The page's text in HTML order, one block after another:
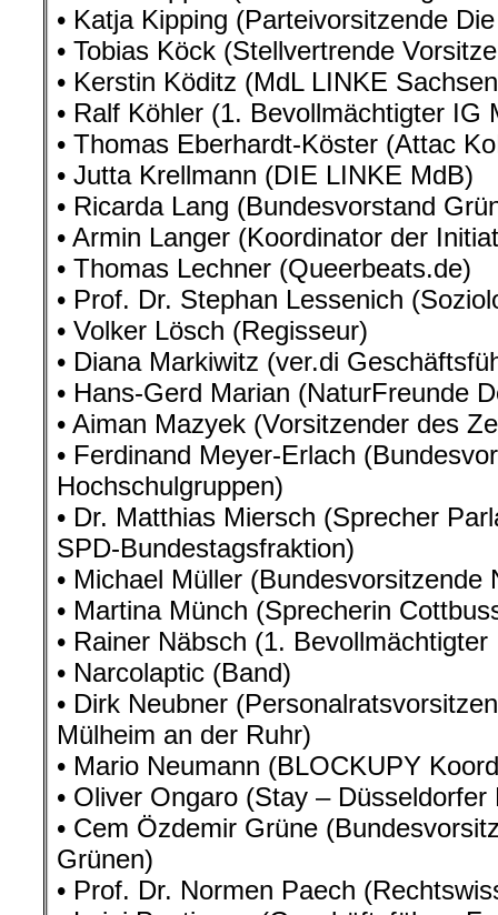
• Katja Kipping (Parteivorsitzende
• Tobias Köck (Stellvertrende
• Kerstin Köditz (MdL LINKE
• Ralf Köhler (1. Bevollmächtigter IG
• Thomas Eberhardt-Köster (Attac
• Jutta Krellmann (DIE LINKE MdB)
• Ricarda Lang (Bundesvorstand
• Armin Langer (Koordinator der
• Thomas Lechner (Queerbeats.de)
• Prof. Dr. Stephan Lessenich
• Volker Lösch (Regisseur)
• Diana Markiwitz (ver.di
• Hans-Gerd Marian (NaturFreunde
• Aiman Mazyek (Vorsitzender des
• Ferdinand Meyer-Erlach
Hochschulgruppen)
• Dr. Matthias Miersch (Sprecher
SPD-Bundestagsfraktion)
• Michael Müller (Bundesvorsitzende
• Martina Münch (Sprecherin
• Rainer Näbsch (1.
• Narcolaptic (Band)
• Dirk Neubner
Mülheim an der Ruhr)
• Mario Neumann (BLOCKUPY
• Oliver Ongaro (Stay –
• Cem Özdemir Grüne
Grünen)
• Prof. Dr. Normen Paech